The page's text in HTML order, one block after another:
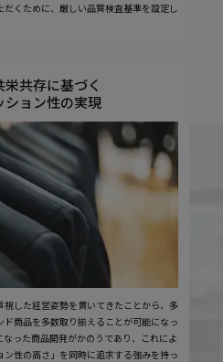
くために、厳しい品質検査基準を設定し
共存に基づく
ション性の実現
した経営姿勢を貫いてきたことから、多
商品を多数取り揃えることが可能になっ
った商品開発がかのうであり、これによ
性の高さ」を同時に追求する強みを持っ